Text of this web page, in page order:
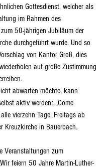
Gottesdienst, welcher als
im Rahmen des
50-jährigen Jubiläum der
durchgeführt wurde. Und so
von Kantor Groß, dies
auf große Zustimmung
abwarten möchte, kann
aktiv werden: „Come
vierzehn Tage, Freitags ab
Kreuzkirche in Bauerbach.
Veranstaltungen zum
feiern 50 Jahre Martin-Luther-